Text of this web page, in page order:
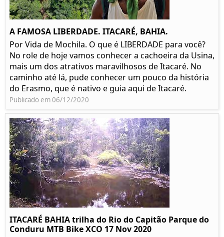
A FAMOSA LIBERDADE. ITACARÉ, BAHIA.
Por Vida de Mochila. O que é LIBERDADE para você?
No role de hoje vamos conhecer a cachoeira da Usina,
mais um dos atrativos maravilhosos de Itacaré. No
caminho até lá, pude conhecer um pouco da história
do Erasmo, que é nativo e guia aqui de Itacaré.
Publicado em 06/12/2020
ITACARÉ BAHIA trilha do Rio do Capitão Parque do
Conduru MTB Bike XCO 17 Nov 2020